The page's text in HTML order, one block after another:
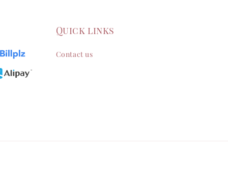
Quick links
Contact us